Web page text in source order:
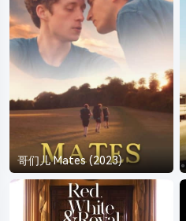
哥们儿 Mates (2023)